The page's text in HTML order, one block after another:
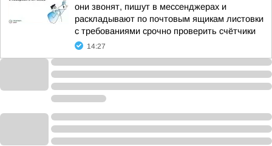
они звонят, пишут в мессенджерах и
раскладывают по почтовым ящикам листовки
с требованиями срочно проверить счётчики
14:27